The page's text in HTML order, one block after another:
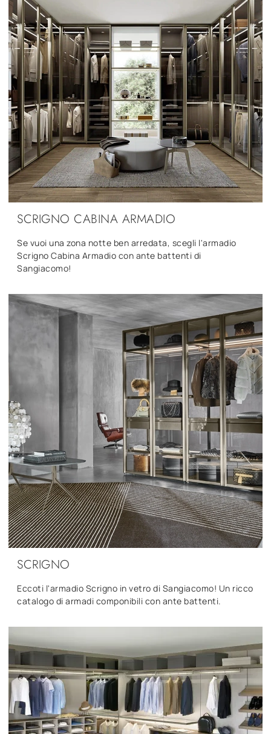
SCRIGNO CABINA ARMADIO
Se vuoi una zona notte ben arredata, scegli l'armadio
Scrigno Cabina Armadio con ante battenti di
Sangiacomo!
SCRIGNO
Eccoti l'armadio Scrigno in vetro di Sangiacomo! Un ricco
catalogo di armadi componibili con ante battenti.